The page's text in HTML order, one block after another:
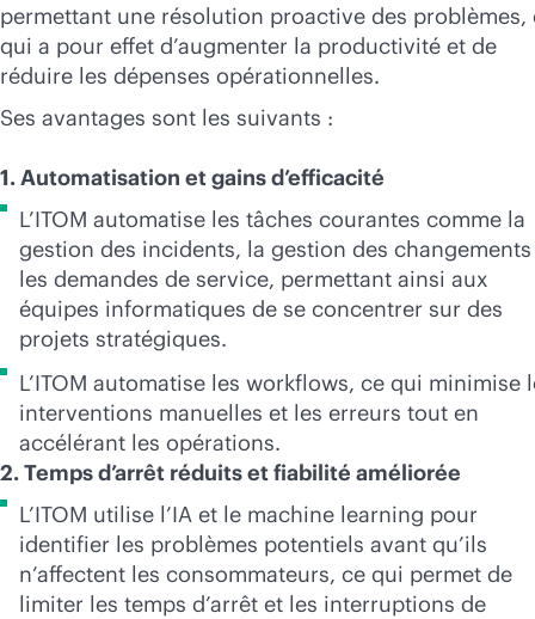
permettant une résolution proactive des problèmes,
qui a pour effet d’augmenter la productivité et de
réduire les dépenses opérationnelles.
Ses avantages sont les suivants :
1. Automatisation et gains d’efficacité
L’ITOM automatise les tâches courantes comme la
gestion des incidents, la gestion des
les demandes de service, permettant ainsi aux
équipes informatiques de se concentrer sur des
projets stratégiques.
L’ITOM automatise les workflows, ce qui minimise
interventions manuelles et les erreurs tout en
accélérant les opérations.
2. Temps d’arrêt réduits et fiabilité améliorée
L’ITOM utilise l’IA et le machine learning pour
identifier les problèmes potentiels avant qu’ils
n’affectent les consommateurs, ce qui permet de
limiter les temps d’arrêt et les interruptions de